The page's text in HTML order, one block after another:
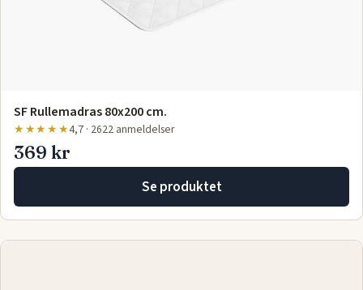
SF Rullemadras 80x200 cm.
★★★★★4,7 · 2622 anmeldelser
369 kr
Se produktet